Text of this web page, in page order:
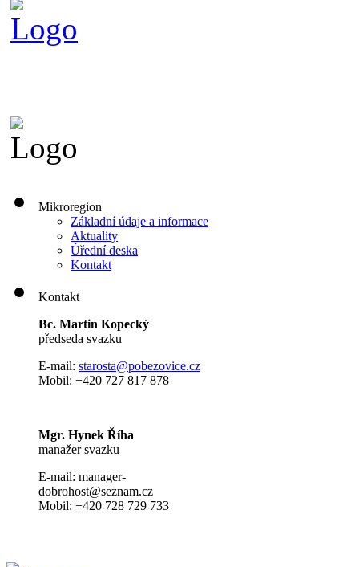
Mikroregion
Základní údaje a informace
Aktuality
Úřední deska
Kontakt
Kontakt
Bc. Martin Kopecký
předseda svazku
E-mail: starosta@pobezovice.cz
Mobil: +420 727 817 878
Mgr. Hynek Říha
manažer svazku
E-mail: manager-
dobrohost@seznam.cz
Mobil: +420 728 729 733